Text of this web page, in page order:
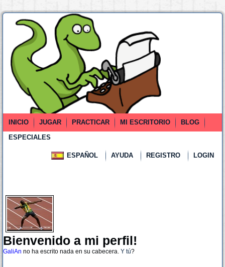
INICIO JUGAR PRACTICAR MI ESCRITORIO
BLOG
ESPECIALES
ESPAÑOL AYUDA REGISTRO LOGIN
Bienvenido a mi perfil!
GaliAn no ha escrito nada en su cabecera. Y tú?